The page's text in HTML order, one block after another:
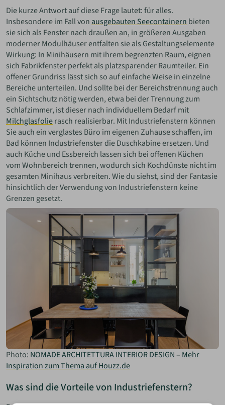
Die kurze Antwort auf diese Frage lautet: für alles.
Insbesondere im Fall vonausgebauten Seecontainernbieten
sie sich als Fenster nach draußen an, in größeren Ausgaben
moderner Modulhäuser entfalten sie als Gestaltungselemente
Wirkung: In Minihäusern mit ihrem begrenzten Raum, eignen
sich Fabrikfenster perfekt als platzsparender Raumteiler. Ein
offener Grundriss lässt sich so auf einfache Weise in einzelne
Bereiche unterteilen. Und sollte bei der Bereichstrennung auch
ein Sichtschutz nötig werden, etwa bei der Trennung zum
Schlafzimmer, ist dieser nach individuellem Bedarf mit
Milchglasfolierasch realisierbar. Mit Industriefenstern können
Sie auch ein verglastes Büro im eigenen Zuhause schaffen, im
Bad können Industriefenster die Duschkabine ersetzen. Und
auch Küche und Essbereich lassen sich bei offenen Küchen
vom Wohnbereich trennen, wodurch sich Kochdünste nicht im
gesamten Minihaus verbreiten. Wie du siehst, sind der Fantasie
hinsichtlich der Verwendung von Industriefenstern keine
Grenzen gesetzt.
Photo: NOMADE ARCHITETTURA INTERIOR DESIGN – Mehr
Inspiration zum Thema auf Houzz.de
Was sind die Vorteile von Industriefenstern?